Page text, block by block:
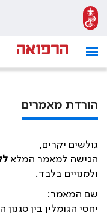
הורדת מאמרים
גולשים יקרים,
הגישה למאמר המלא
ולמנויים בלבד.
שם המאמר:
יחסי הגומלין בין